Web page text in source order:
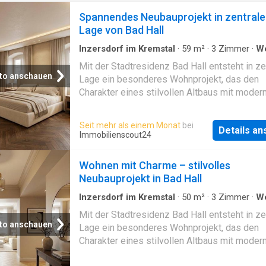
anschauen
Spannendes Neubauprojekt in
Lage von Bad Hall
Inzersdorf im Kremstal · 59 m² · 3 Zimmer ·
Terrasse
Mit der Stadtresidenz Bad Hall entsteht in
Lage ein besonderes Wohnprojekt, das den
Charakter eines stilvollen Altbaus mit
Sanierung, des Umbaus und Zubaus des
Glasererhauses werden insgesamt 14
Eigentumswohnungen realisiert. Die
und bieten damit attraktive Optionen für
ebenso wie für Anleger. Jede Einheit verfügt
einen eigenen Freiraum in Form von Balkon,
oder Loggia.Das Projekt überzeugt durch eine
durchdachte Grundrissplanung, helle
ein stimmiges architektonisches Konzept. Die
Seit mehr als einem Monat bei
Immobilienscout24
Details
anschauen
Wohnen mit Charme – stilvolles
Neubauprojekt in Bad Hall
Inzersdorf im Kremstal · 50 m² · 3 Zimmer ·
Terrasse
Mit der Stadtresidenz Bad Hall entsteht in
Lage ein besonderes Wohnprojekt, das den
Charakter eines stilvollen Altbaus mit